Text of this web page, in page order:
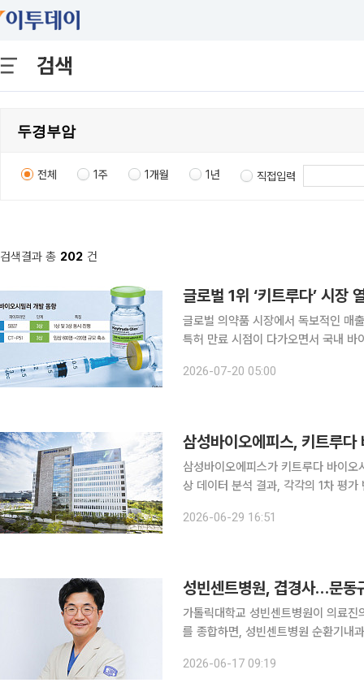
검색
전체 1주 1개월 1년 직접입력
검색결과 총 202 건
글로벌 1위 ‘키트루다’ 시장
글로벌 의약품 시장에서 독보적인 매
특허 만료 시점이 다가오면서 국내 바
는 비소세포폐암, 흑색종, 두경부암
2026-07-20 05:00
삼성바이오에피스, 키트루다
삼성바이오에피스가 키트루다 바이
상 데이터 분석 결과, 각각의 1차 평
흑색종, 두경부암 등 다양한 종양 질
2026-06-29 16:51
가톨릭대학교 성빈센트병원이 의료진의 연이
를 종합하면, 성빈센트병원 순환기내
2026-06-17 09:19